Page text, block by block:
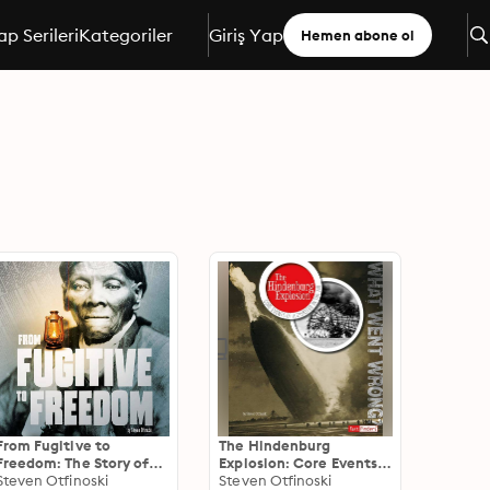
SerileriKategoriler Giriş Yap Hemen abone ol
Fugitive to
The Story of
Underground
Otfinoski
The Hindenburg
Explosion: Core Events
of a Disaster in the Air
Steven Otfinoski